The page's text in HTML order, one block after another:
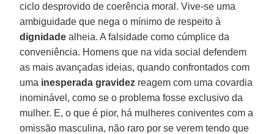
ciclo desprovido de coerência moral. Vive-se uma
ambiguidade que nega o mínimo de respeito à
dignidade alheia. A falsidade como cúmplice da
conveniência. Homens que na vida social defendem
as mais avançadas ideias, quando confrontados com
uma inesperada gravidez reagem com uma covardia
inominável, como se o problema fosse exclusivo da
mulher. E, o que é pior, há mulheres coniventes com a
omissão masculina, não raro por se verem tendo que